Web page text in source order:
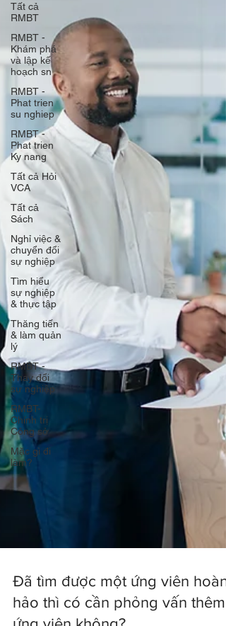
Tất cả
RMBT
RMBT -
Khám phá
và lập kế
hoạch sn
RMBT -
Phat trien
su nghiep
RMBT -
Phat trien
Ky nang
Tất cả Hỏi
VCA
Tất cả
Sách
Nghỉ việc &
chuyển đổi
sự nghiệp
Tìm hiểu
sự nghiệp
& thực tập
Thăng tiến
& làm quản
lý
RMBT -
Thay đổi
sự nghiệp
RMBT-
Chính trị
Công sở
Mặc gì đi
làm?
Đã tìm được một ứng viên hoàn
hảo thì có cần phỏng vấn thêm